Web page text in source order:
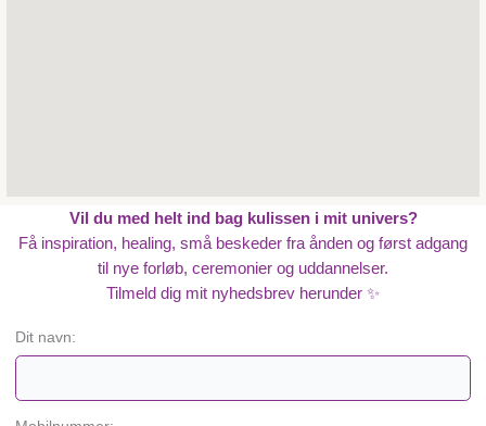
Vil du med helt ind bag kulissen i mit univers?
Få inspiration, healing, små beskeder fra ånden og først adgang
til nye forløb, ceremonier og uddannelser.
Tilmeld dig mit nyhedsbrev herunder ✨
Dit navn: